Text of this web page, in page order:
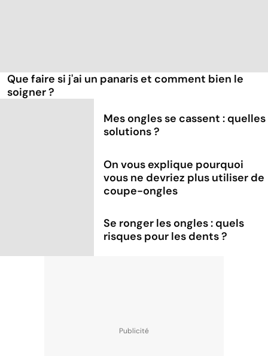
Que faire si j'ai un panaris et comment bien le
soigner ?
Mes ongles se cassent : quelles
solutions ?
On vous explique pourquoi
vous ne devriez plus utiliser de
coupe-ongles
Se ronger les ongles : quels
risques pour les dents ?